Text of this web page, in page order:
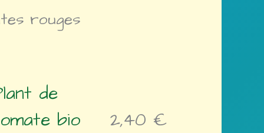
rouges
de
bio
2,40 €